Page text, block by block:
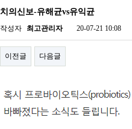
치의신보-유해균vs유익균
작성자 최고관리자 20-07-21 10:08
이전글 다음글